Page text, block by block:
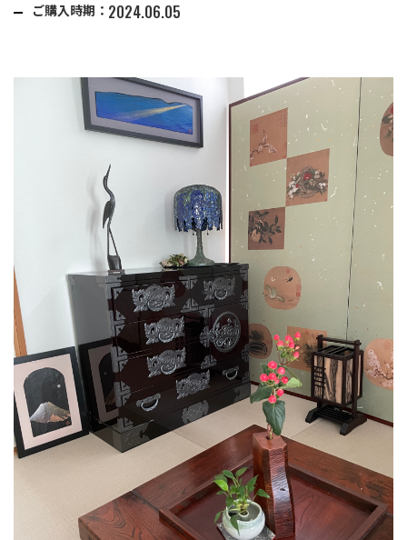
ご購入時期： 2024.06.05